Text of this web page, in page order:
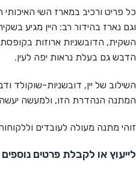
כל פריט ורכיב במארז השי
וגם נארז בהידור רב: היין מגיע
השקית, הדובשניות ארוזות בקופסת
הדבש גם בעלת נראות יפה לעין.
השילוב של יין, דובשניות-
המתנה הנהדרת הזו, ולמעשה
זוהי מתנה מעולה לעובדים
לייעוץ או לקבלת פרטים